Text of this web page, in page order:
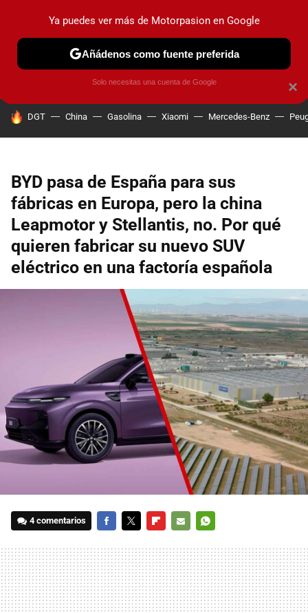
PRUEBAS COCHES ELÉCTRICOS OBSERVATORIO
HOY SE HABLA DE
DGT China Gasolina Xiaomi Mercedes-Benz
BYD pasa de España para sus
fábricas en Europa, pero la china
Leapmotor y Stellantis, no. Por qué
quieren fabricar su nuevo SUV
eléctrico en una factoría española
4 comentarios
MAIL
×
Ya puedes ver más de Motorpasion en Google
Añádenos como fuente preferida
Solo necesitas una cuenta de Google